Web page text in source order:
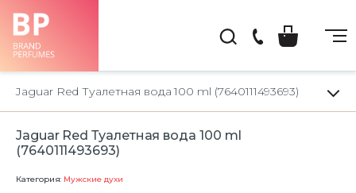
Jaguar Red Туалетная вода 100 ml (7640111493693)
Jaguar Red Туалетная вода 100 ml
(7640111493693)
Категория: Мужские духи